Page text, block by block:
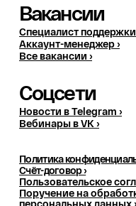
Политика
Счёт-договор ›
Поручение на
Пользовательское
Новости в Telegram ›
Все вакансии ›
Аккаунт-менеджер ›
Специалист поддержки
Вакансии
Соцсети
Вебинары в VK ›